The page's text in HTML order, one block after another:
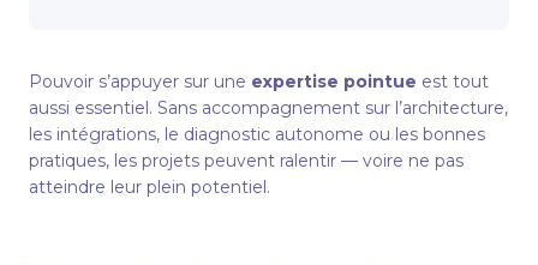
Pouvoir s’appuyer sur une expertise pointue est tout
aussi essentiel. Sans accompagnement sur l’architecture,
les intégrations, le diagnostic autonome ou les bonnes
pratiques, les projets peuvent ralentir — voire ne pas
atteindre leur plein potentiel.